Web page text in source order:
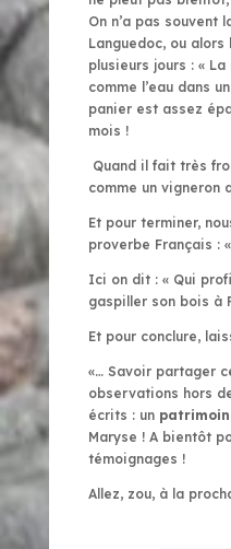
On n’a pas souvent
Languedoc, ou
plusieurs jours : «
comme l’eau dans
panier est assez
mois !
Quand il fait très
comme un vigneron
Et pour terminer,
proverbe Français :
Ici on dit : « Qui
gaspiller son bois à
Et pour conclure,
«… Savoir partager
observations hors
écrits : un
Maryse ! A bientôt
témoignages !
Allez, zou, à la